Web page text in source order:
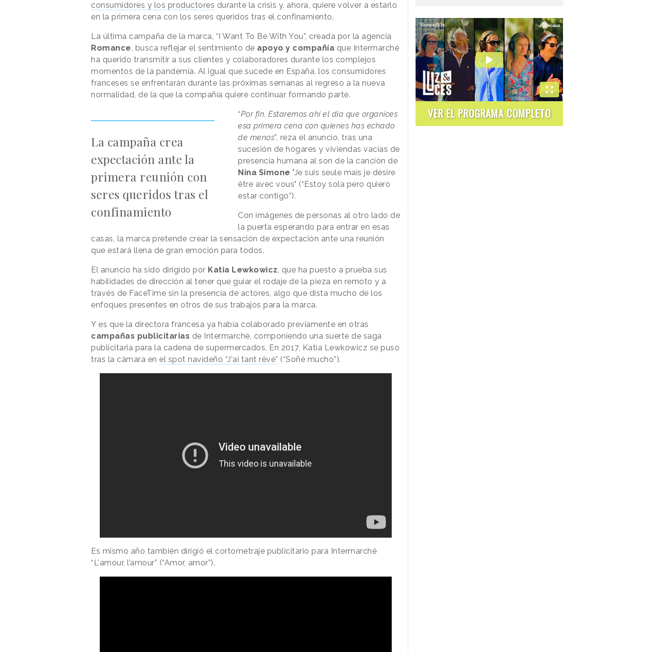
consumidores y los productores durante la crisis y, ahora, quiere volver a estarlo
en la primera cena con los seres queridos tras el confinamiento.
La última campaña de la marca, “I Want To Be With You”, creada por la agencia
Romance, busca reflejar el sentimiento de apoyo y compañía que Intermarché
ha querido transmitir a sus clientes y colaboradores durante los complejos
momentos de la pandemia. Al igual que sucede en España, los consumidores
franceses se enfrentarán durante las próximas semanas al regreso a la nueva
normalidad, de la que la compañía quiere continuar formando parte.
La campaña crea
expectación ante la
primera reunión con
seres queridos tras el
confinamiento
“Por fin. Estaremos ahí el día que organices
esa primera cena con quienes has echado
de menos”, reza el anuncio, tras una
sucesión de hogares y viviendas vacías de
presencia humana al son de la canción de
Nina Simone "Je suis seule mais je désire
être avec vous" (“Estoy sola pero quiero
estar contigo”).
Con imágenes de personas al otro lado de
la puerta esperando para entrar en esas
casas, la marca pretende crear la sensación de expectación ante una reunión
que estará llena de gran emoción para todos.
El anuncio ha sido dirigido por Katia Lewkowicz, que ha puesto a prueba sus
habilidades de dirección al tener que guiar el rodaje de la pieza en remoto y a
través de FaceTime sin la presencia de actores, algo que dista mucho de los
enfoques presentes en otros de sus trabajos para la marca.
Y es que la directora francesa ya había colaborado previamente en otras
campañas publicitarias de Intermarché, componiendo una suerte de saga
publicitaria para la cadena de supermercados. En 2017, Katia Lewkowicz se puso
tras la cámara en el spot navideño “J'ai tant rêvé” (“Soñé mucho”).
Es mismo año también dirigió el cortometraje publicitario para Intermarché
“L'amour, l’amour” (“Amor, amor”).
VER EL PROGRAMA COMPLETO